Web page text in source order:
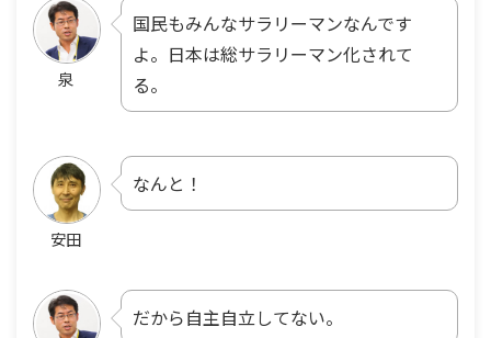
泉
国民もみんなサラリーマンなんです
よ。日本は総サラリーマン化されて
る。
安田
なんと！
だから自主自立してない。